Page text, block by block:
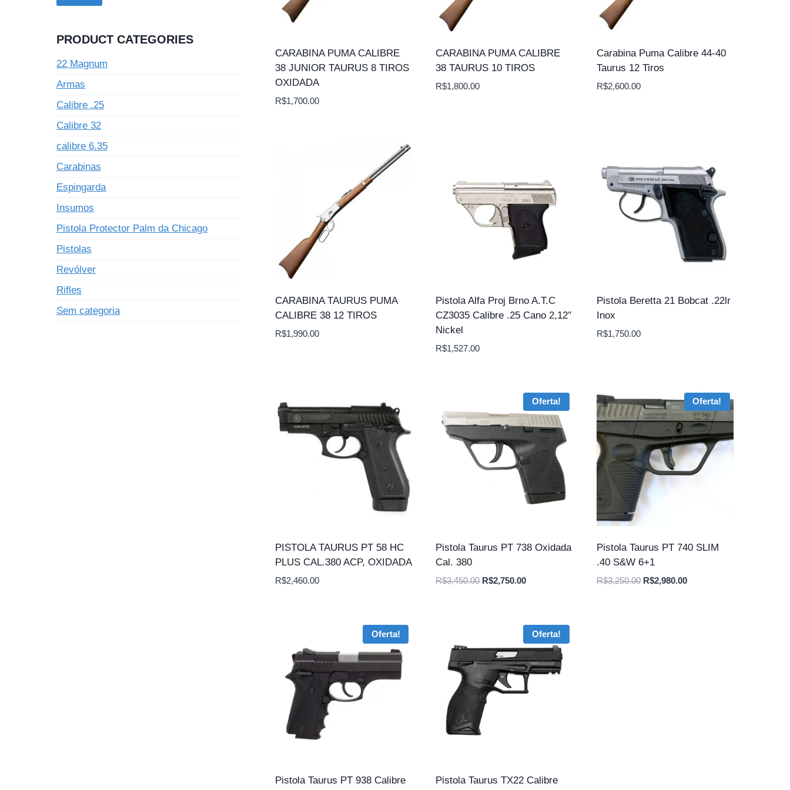
CARABINA PUMA CALIBRE
38 JUNIOR TAURUS 8 TIROS
OXIDADA
R$1,700.00
CARABINA PUMA CALIBRE
38 TAURUS 10 TIROS
R$1,800.00
Carabina Puma Calibre 44-40
Taurus 12 Tiros
R$2,600.00
CARABINA TAURUS PUMA
CALIBRE 38 12 TIROS
R$1,990.00
Pistola Alfa Proj Brno A.T.C
CZ3035 Calibre .25 Cano 2,12″
Nickel
R$1,527.00
Pistola Beretta 21 Bobcat .22lr
Inox
R$1,750.00
PISTOLA TAURUS PT 58 HC
PLUS CAL.380 ACP, OXIDADA
R$2,460.00
Oferta!
Pistola Taurus PT 738 Oxidada
Cal. 380
R$3,450.00 O
R$2,750.00O
R$2,750.00.
Oferta!
Pistola Taurus PT 740 SLIM
.40 S&W 6+1
R$3,250.00 O
R$2,980.00O
Oferta!
Pistola Taurus PT 938 Calibre
Oferta!
Pistola Taurus TX22 Calibre
PRODUCT CATEGORIES
22 Magnum
Armas
Calibre .25
Calibre 32
calibre 6.35
Carabinas
Espingarda
Insumos
Pistola Protector Palm da Chicago
Pistolas
Revólver
Rifles
Sem categoria